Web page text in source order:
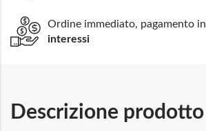
Ordine immediato, pagamento in
interessi
Descrizione prodotto